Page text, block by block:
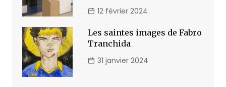
12 février 2024
Les saintes images de Fabro
Tranchida
31 janvier 2024